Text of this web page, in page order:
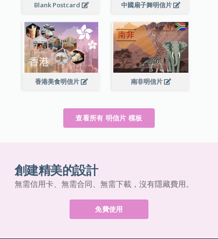
Blank Postcard 中國扇子舞明信片
香港美食明信片 南非明信片
查看所有 明信片 模板
創建精美的設計
無需信用卡、無需合同、無需下載，沒有隱藏費用。
免費使用